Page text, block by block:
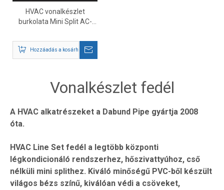
HVAC vonalkészlet
burkolata Mini Split AC-
Hozzáadás a kosárhoz
Vonalkészlet fedél
A HVAC alkatrészeket a Dabund Pipe gyártja 2008
óta.
HVAC Line Set fedél a legtöbb központi
légkondicionáló rendszerhez, hőszivattyúhoz, cső
nélküli mini splithez. Kiváló minőségű PVC-ből készült
világos bézs színű, kiválóan védi a csöveket,